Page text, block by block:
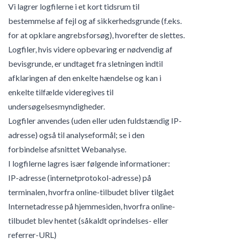
Vi lagrer logfilerne i et kort tidsrum til
bestemmelse af fejl og af sikkerhedsgrunde (f.eks.
for at opklare angrebsforsøg), hvorefter de slettes.
Logfiler, hvis videre opbevaring er nødvendig af
bevisgrunde, er undtaget fra sletningen indtil
afklaringen af den enkelte hændelse og kan i
enkelte tilfælde videregives til
undersøgelsesmyndigheder.
Logfiler anvendes (uden eller uden fuldstændig IP-
adresse) også til analyseformål; se i den
forbindelse afsnittet Webanalyse.
I logfilerne lagres især følgende informationer:
IP-adresse (internetprotokol-adresse) på
terminalen, hvorfra online-tilbudet bliver tilgået
Internetadresse på hjemmesiden, hvorfra online-
tilbudet blev hentet (såkaldt oprindelses- eller
referrer-URL)